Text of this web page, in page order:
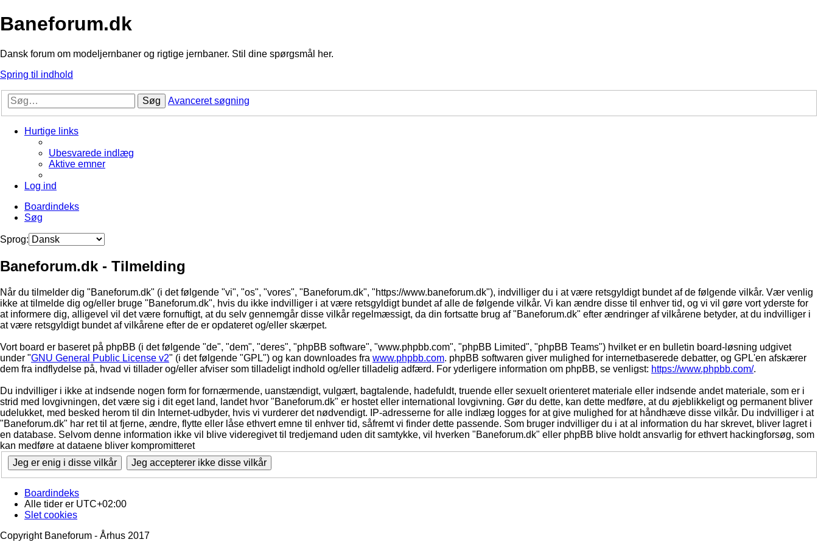
Baneforum.dk
Dansk forum om modeljernbaner og rigtige jernbaner. Stil dine spørgsmål her.
Spring til indhold
Søg Avanceret søgning
Hurtige links
Ubesvarede indlæg
Aktive emner
Log ind
Boardindeks
Søg
Sprog:
Baneforum.dk - Tilmelding
Når du tilmelder dig "Baneforum.dk" (i det følgende "vi", "os", "vores", "Baneforum.dk", "https://www.baneforum.dk"), indvilliger du i at være retsgyldigt bundet af de følgende vilkår. Vær venlig
ikke at tilmelde dig og/eller bruge "Baneforum.dk", hvis du ikke indvilliger i at være retsgyldigt bundet af alle de følgende vilkår. Vi kan ændre disse til enhver tid, og vi vil gøre vort yderste for
at informere dig, alligevel vil det være fornuftigt, at du selv gennemgår disse vilkår regelmæssigt, da din fortsatte brug af "Baneforum.dk" efter ændringer af vilkårene betyder, at du indvilliger i
at være retsgyldigt bundet af vilkårene efter de er opdateret og/eller skærpet.
Vort board er baseret på phpBB (i det følgende "de", "dem", "deres", "phpBB software", "www.phpbb.com", "phpBB Limited", "phpBB Teams") hvilket er en bulletin board-løsning udgivet
under "GNU General Public License v2" (i det følgende "GPL") og kan downloades fra www.phpbb.com. phpBB softwaren giver mulighed for internetbaserede debatter, og GPL'en afskærer
dem fra indflydelse på, hvad vi tillader og/eller afviser som tilladeligt indhold og/eller tilladelig adfærd. For yderligere information om phpBB, se venligst: https://www.phpbb.com/.
Du indvilliger i ikke at indsende nogen form for fornærmende, uanstændigt, vulgært, bagtalende, hadefuldt, truende eller sexuelt orienteret materiale eller indsende andet materiale, som er i
strid med lovgivningen, det være sig i dit eget land, landet hvor "Baneforum.dk" er hostet eller international lovgivning. Gør du dette, kan dette medføre, at du øjeblikkeligt og permanent bliver
udelukket, med besked herom til din Internet-udbyder, hvis vi vurderer det nødvendigt. IP-adresserne for alle indlæg logges for at give mulighed for at håndhæve disse vilkår. Du indvilliger i at
"Baneforum.dk" har ret til at fjerne, ændre, flytte eller låse ethvert emne til enhver tid, såfremt vi finder dette passende. Som bruger indvilliger du i at al information du har skrevet, bliver lagret i
en database. Selvom denne information ikke vil blive videregivet til tredjemand uden dit samtykke, vil hverken "Baneforum.dk" eller phpBB blive holdt ansvarlig for ethvert hackingforsøg, som
kan medføre at dataene bliver kompromitteret
Boardindeks
Alle tider er UTC+02:00
Slet cookies
Copyright Baneforum - Århus 2017